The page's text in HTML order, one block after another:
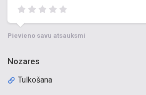
Pievieno savu atsauksmi
Nozares
Tulkošana